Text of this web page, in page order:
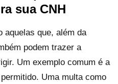
sua CNH
aquelas que, além da
podem trazer a
Um exemplo comum é a
Uma multa como